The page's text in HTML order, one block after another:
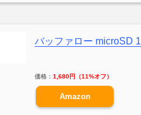
バッファロー microSD
価格： 1,680円（11%オフ）
Amazon